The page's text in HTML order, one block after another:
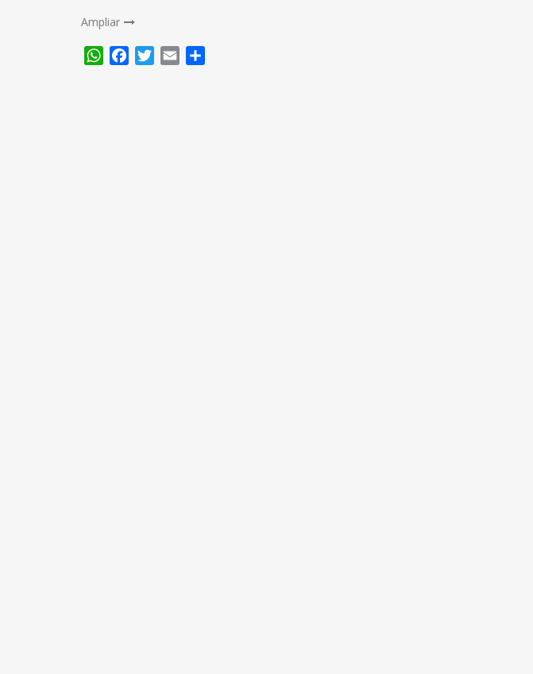
Ampliar
WhatsApp
FacebookTwitter
Email